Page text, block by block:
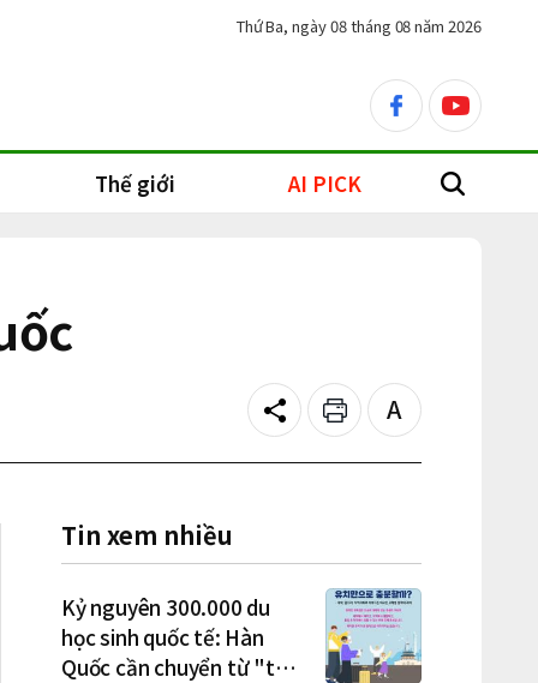
facebookyoutube
Thứ Ba, ngày 08 tháng 08 năm 2026
Thế giới AI PICK search
Share Print
Text
size
Tin xem nhiều
Kỷ nguyên 300.000 du
học sinh quốc tế: Hàn
Quốc cần chuyển từ "thu